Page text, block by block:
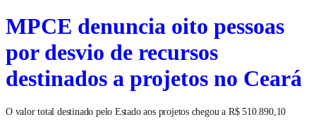
MPCE denuncia oito pessoas
por desvio de recursos
destinados a projetos no Ceará
O valor total destinado pelo Estado aos projetos chegou a R$ 510.890,10